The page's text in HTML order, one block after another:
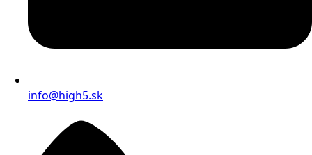
info@high5.sk